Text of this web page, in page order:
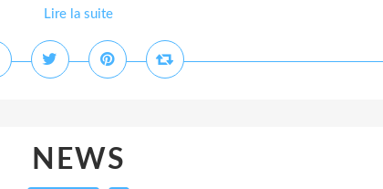
Lire la suite
NEWS